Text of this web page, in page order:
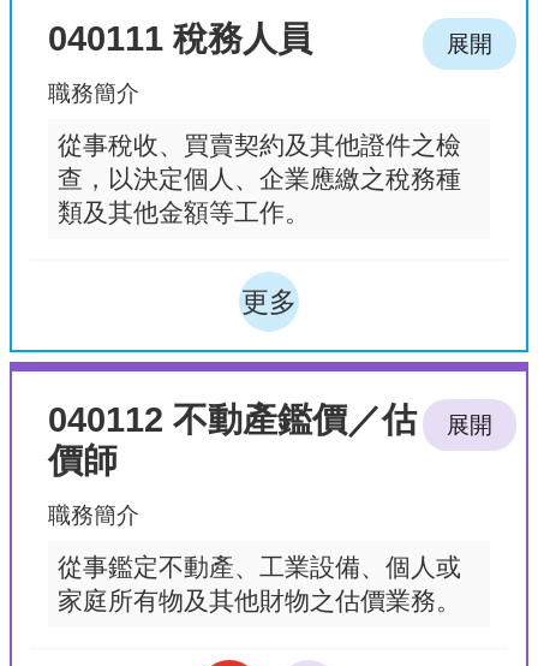
040111 稅務人員
職務簡介
從事稅收、買賣契約及其他證件之檢
查，以決定個人、企業應繳之稅務種
類及其他金額等工作。
更多
展開
040112 不動產鑑價／估
價師
職務簡介
從事鑑定不動產、工業設備、個人或
家庭所有物及其他財物之估價業務。
展開